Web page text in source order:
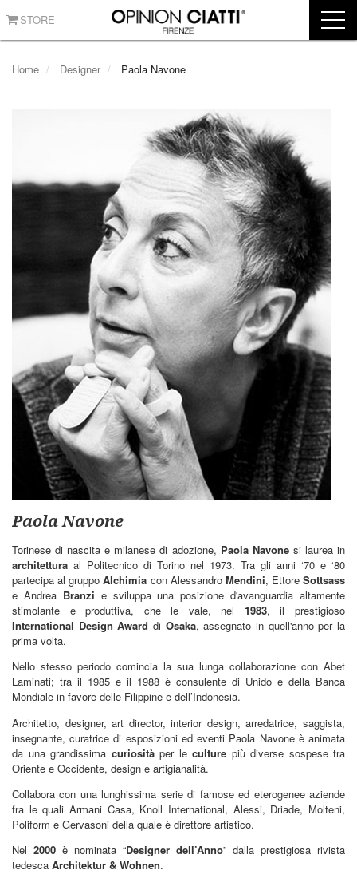
STORE
Home Designer Paola Navone
Paola Navone
Torinese di nascita e milanese di adozione, Paola Navone si laurea in
architettura al Politecnico di Torino nel 1973. Tra gli anni ‘70 e ‘80
partecipa al gruppoAlchimia con Alessandro Mendini, Ettore Sottsass
e Andrea Branzi e sviluppa una posizione d'avanguardia altamente
stimolante e produttiva, che le vale, nel 1983, il prestigioso
International Design Award di Osaka, assegnato in quell'anno per la
prima volta.
Nello stesso periodo comincia la sua lunga collaborazione con Abet
Laminati; tra il 1985 e il 1988 è consulente di Unido e della Banca
Mondiale in favore delle Filippine e dell’Indonesia.
Architetto, designer, art director, interior design, arredatrice, saggista,
insegnante, curatrice di esposizioni ed eventi Paola Navone è animata
da una grandissima curiositàper le culture più diverse sospese tra
Oriente e Occidente, design e artigianalità.
Collabora con una lunghissima serie di famose ed eterogenee aziende
fra le quali Armani Casa, Knoll International, Alessi, Driade, Molteni,
Poliform e Gervasoni della quale è direttore artistico.
Nel 2000 è nominata “Designer dell’Anno” dalla prestigiosa rivista
tedesca Architektur & Wohnen.